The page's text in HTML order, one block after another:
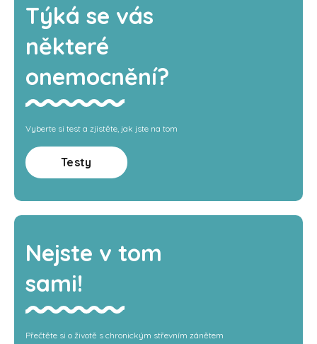
Týká se vás
některé
onemocnění?
Vyberte si test a zjistěte, jak jste na tom
Testy
Nejste v tom
sami!
Přečtěte si o životě s chronickým střevním zánětem